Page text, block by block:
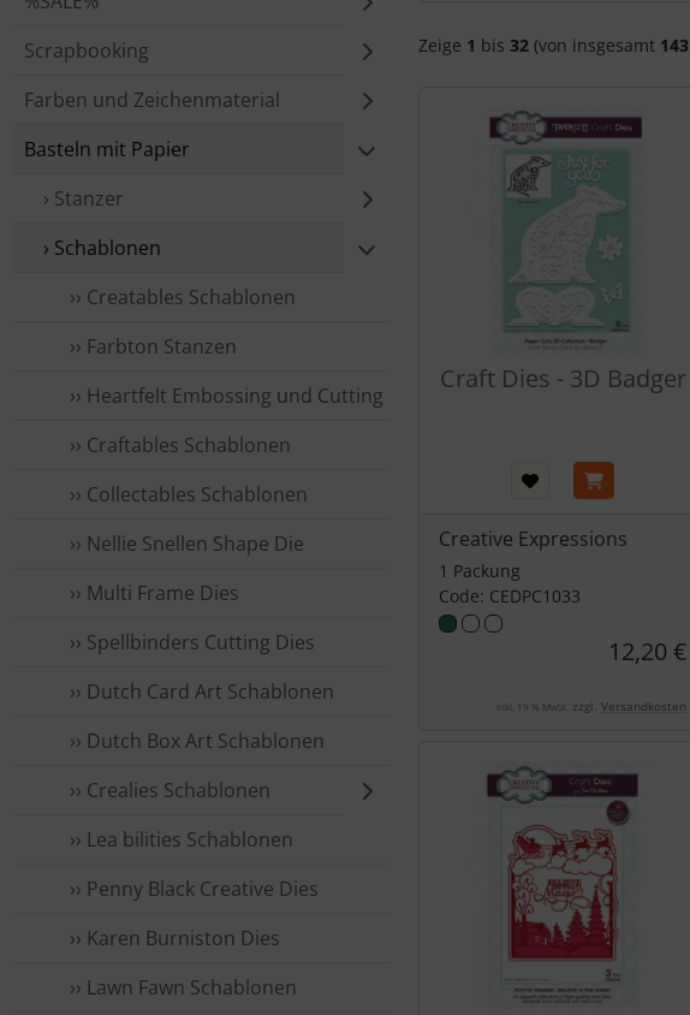
Scrapbooking
Farben und Zeichenmaterial
Basteln mit Papier
› Stanzer
› Schablonen
›› Creatables Schablonen
›› Farbton Stanzen
›› Heartfelt Embossing und Cutting
›› Craftables Schablonen
›› Collectables Schablonen
›› Nellie Snellen Shape Die
›› Multi Frame Dies
›› Spellbinders Cutting Dies
›› Dutch Card Art Schablonen
›› Dutch Box Art Schablonen
›› Crealies Schablonen
›› Lea bilities Schablonen
›› Penny Black Creative Dies
›› Karen Burniston Dies
›› Lawn Fawn Schablonen
Zeige 1 bis 32 (von insgesamt 143
Craft Dies - 3D Badger
Creative Expressions
1 Packung
Code: CEDPC1033
12,20 €
inkl. 19 % MwSt. zzgl. Versandkosten